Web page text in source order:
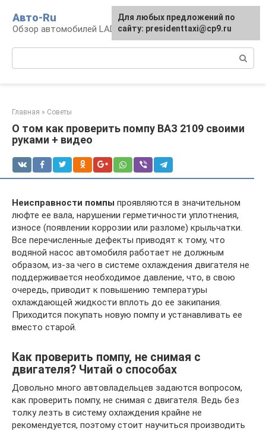
контенту
Авто-Ru
Обзор автомобилей LADA
Главная » Советы
О том как проверить помпу ВАЗ 2109 своими
руками + видео
Неисправности помпы проявляются в значительном
люфте ее вала, нарушении герметичности уплотнения,
износе (появлении коррозии или разломе) крыльчатки.
Все перечисленные дефекты приводят к тому, что
водяной насос автомобиля работает не должным
образом, из-за чего в системе охлаждения двигателя не
поддерживается необходимое давление, что, в свою
очередь, приводит к повышению температуры
охлаждающей жидкости вплоть до ее закипания.
Приходится покупать новую помпу и устанавливать ее
вместо старой.
Как проверить помпу, не снимая с
двигателя? Читай о способах
Довольно много автовладельцев задаются вопросом,
как проверить помпу, не снимая с двигателя. Ведь без
толку лезть в систему охлаждения крайне не
рекомендуется, поэтому стоит научиться производить
Для любых предложений по
сайту: presidenttaxi@cp9.ru